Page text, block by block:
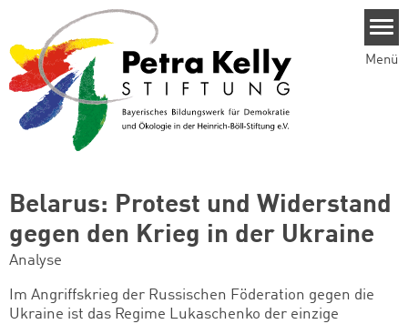
Menü
Belarus: Protest und Widerstand
gegen den Krieg in der Ukraine
Analyse
Im Angriffskrieg der Russischen Föderation gegen die
Ukraine ist das Regime Lukaschenko der einzige